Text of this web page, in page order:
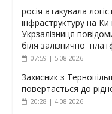
росія атакувала
інфраструктуру на
Укрзалізниця
біля залізничної
07:59 | 5.08.2026
Захисник з
повертається до
20:28 | 4.08.2026